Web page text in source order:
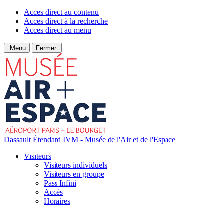
Acces direct au contenu
Acces direct à la recherche
Acces direct au menu
Menu Fermer
Dassault Étendard IVM - Musée de l'Air et de l'Espace
Visiteurs
Visiteurs individuels
Visiteurs en groupe
Pass Infini
Accès
Horaires